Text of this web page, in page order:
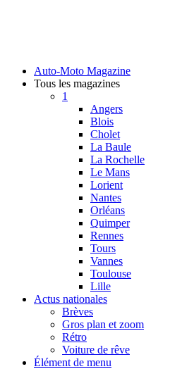
Auto-Moto Magazine
Tous les magazines
1
Angers
Blois
Cholet
La Baule
La Rochelle
Le Mans
Lorient
Nantes
Orléans
Quimper
Rennes
Tours
Vannes
Toulouse
Lille
Actus nationales
Brèves
Gros plan et zoom
Rétro
Voiture de rêve
Élément de menu